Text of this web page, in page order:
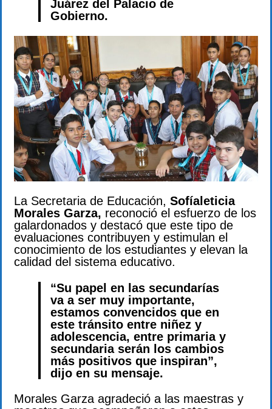
Juárez del Palacio de
Gobierno.
La Secretaria de Educación, Sofíaleticia
Morales Garza, reconoció el esfuerzo de los
galardonados y destacó que este tipo de
evaluaciones contribuyen y estimulan el
conocimiento de los estudiantes y elevan la
calidad del sistema educativo.
“Su papel en las secundarías
va a ser muy importante,
estamos convencidos que en
este tránsito entre niñez y
adolescencia, entre primaria y
secundaria serán los cambios
más positivos que inspiran”,
dijo en su mensaje.
Morales Garza agradeció a las maestras y